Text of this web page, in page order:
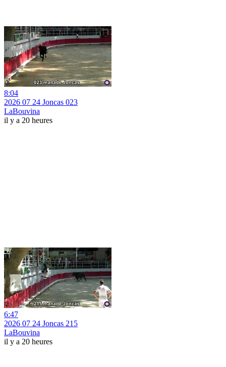
8:04
2026 07 24 Joncas 023
LaBouvina
il y a 20 heures
6:47
2026 07 24 Joncas 215
LaBouvina
il y a 20 heures